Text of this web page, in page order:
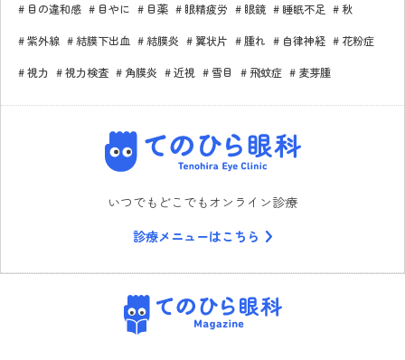
目の違和感 目やに 目薬 眼精疲労 眼鏡 睡眠不足 秋
紫外線 結膜下出血 結膜炎 翼状片 腫れ 自律神経 花粉症
視力 視力検査 角膜炎 近視 雪目 飛蚊症 麦芽腫
てのひら眼科
いつでもどこでもオンライン診療
診療メニューはこちら
てのひら眼科